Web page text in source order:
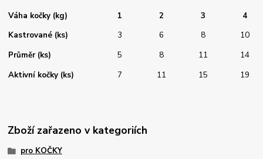
Váha kočky (kg) 1 2 3
4
Kastrované (ks)
3 6 8
10
Průměr (ks)
5 8 11
14
Aktivní kočky (ks)
7 11 15 19
Zboží zařazeno v kategoriích
pro KOČKY